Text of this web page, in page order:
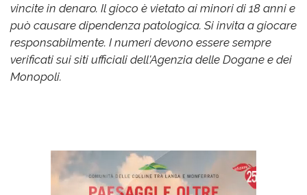
vincite in denaro. Il gioco è vietato ai minori di 18 anni e
può causare dipendenza patologica. Si invita a giocare
responsabilmente. I numeri devono essere sempre
verificati sui siti ufficiali dell'Agenzia delle Dogane e dei
Monopoli.